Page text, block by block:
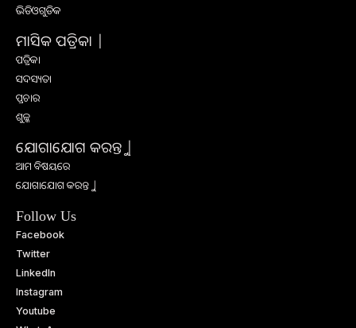
ଭିଡିଓଗୁଡିକ
ମାସିକ ପତ୍ରିକା |
ପତ୍ରିକା
ସଦସ୍ୟତା
ପ୍ରଚାର
ଶୁଳ୍କ
ଯୋଗାଯୋଗ କରନ୍ତୁ |
ଆମ ବିଷୟରେ
ଯୋଗାଯୋଗ କରନ୍ତୁ |
Follow Us
Facebook
Twitter
LinkedIn
Instagram
Youtube